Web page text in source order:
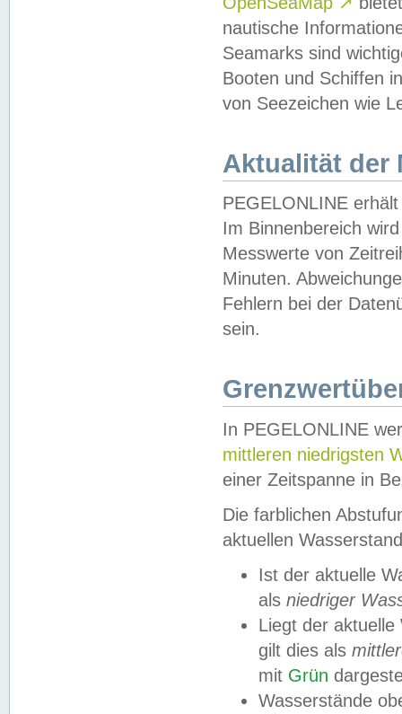
nautische
Seamarks sind
Booten und Schiffen
von Seezeichen wie
Aktualität der
PEGELONLINE
Im Binnenbereich
Messwerte von
Minuten.
Fehlern bei der
sein.
In PEGELONLINE
mittleren niedrigsten
einer Zeitspanne in
Die farblichen
aktuellen
Ist der aktuelle
als niedriger
Liegt der
gilt dies als
mit Grün
Wasserstände